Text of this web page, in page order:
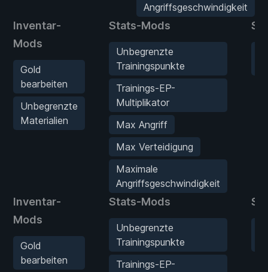
Angriffsgeschwindigkeit
Inventar-
Mods
Gold
bearbeiten
Unbegrenzte
Materialien
Stats-Mods
Unbegrenzte
Trainingspunkte
Trainings-EP-
Multiplikator
Max Angriff
Max Verteidigung
Maximale
Angriffsgeschwindigkeit
Inventar-
Mods
Gold
bearbeiten
Stats-Mods
Unbegrenzte
Trainingspunkte
Trainings-EP-